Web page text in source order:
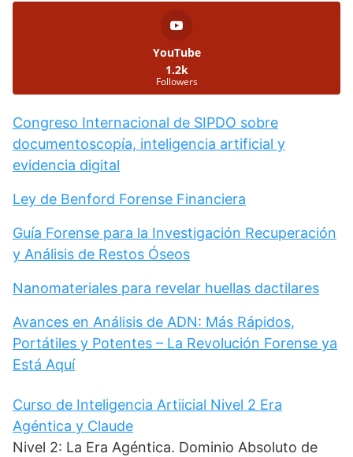
YouTube
1.2k
Followers
Congreso Internacional de SIPDO sobre
documentoscopía, inteligencia artificial y
evidencia digital
Ley de Benford Forense Financiera
Guía Forense para la Investigación Recuperación
y Análisis de Restos Óseos
Nanomateriales para revelar huellas dactilares
Avances en Análisis de ADN: Más Rápidos,
Portátiles y Potentes – La Revolución Forense ya
Está Aquí
Curso de Inteligencia Artiicial Nivel 2 Era
Agéntica y Claude
Nivel 2: La Era Agéntica. Dominio Absoluto de